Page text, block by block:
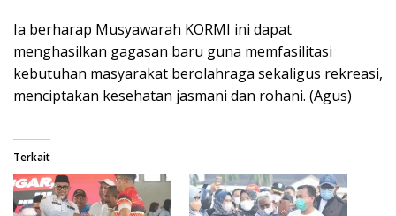
Ia berharap Musyawarah KORMI ini dapat
menghasilkan gagasan baru guna memfasilitasi
kebutuhan masyarakat berolahraga sekaligus rekreasi,
menciptakan kesehatan jasmani dan rohani. (Agus)
Terkait